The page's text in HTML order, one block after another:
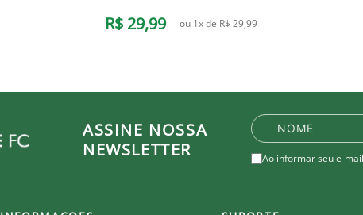
R$ 29,99 ou 1x de R$ 29,99
ASSINE NOSSA
NEWSLETTER
Ao informar seu e-